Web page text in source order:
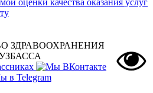
ЗДРАВООХРАНЕНИЯ